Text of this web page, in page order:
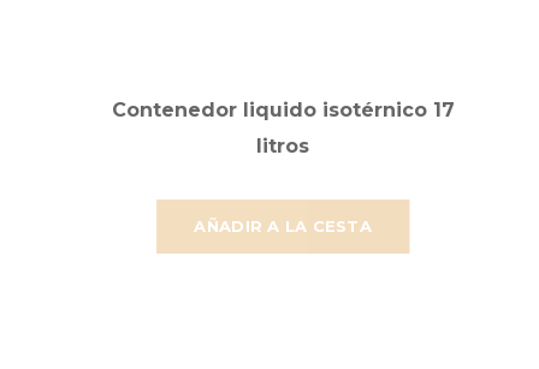
AÑADIR A LA CESTA
Contenedor liquido isotérnico 17
litros